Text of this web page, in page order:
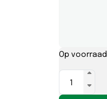
Op voorraad
DULUX